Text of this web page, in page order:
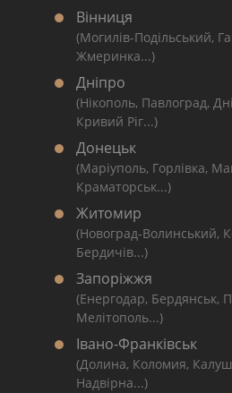
Вінниця
(Могилів-Подільський,
Жмеринка...)
Дніпро
(Нікополь, Павлоград,
Кривий Ріг...)
Донецьк
(Маріуполь, Горлівка,
Краматорськ...)
Житомир
(Новоград-Волинський,
Бердичів...)
Запоріжжя
(Енергодар, Бердянськ,
Мелітополь...)
Івано-Франківськ
(Долина, Коломия,
Надвірна...)